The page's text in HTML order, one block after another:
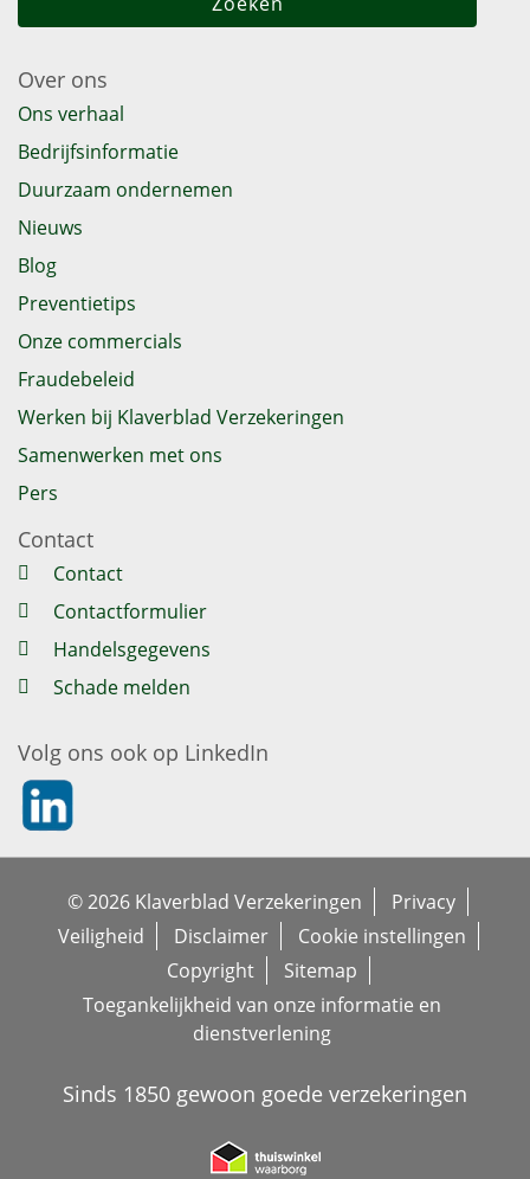
Over ons
Ons verhaal
Bedrijfsinformatie
Duurzaam ondernemen
Nieuws
Blog
Preventietips
Onze commercials
Fraudebeleid
Werken bij Klaverblad Verzekeringen
Samenwerken met ons
Pers
Contact
Contact
Contactformulier
Handelsgegevens
Schade melden
Volg ons ook op LinkedIn
https://nl.linkedin.com/company/klaverblad-
© 2026 Klaverblad Verzekeringen
Privacy
Veiligheid
Disclaimer
Cookie instellingen
Copyright
Sitemap
Toegankelijkheid van onze informatie en
dienstverlening
Sinds 1850 gewoon goede verzekeringen
https://www.thuiswinkel.org/